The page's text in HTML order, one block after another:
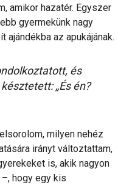
amikor hazatér. Egyszer
gyermekünk nagy
az apukájának.
és
„És én?
milyen nehéz
irányt változtattam,
is, akik nagyon
hogy egy kis